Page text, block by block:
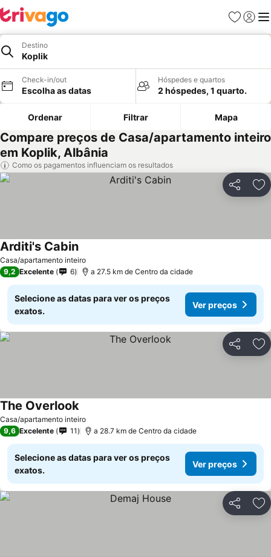
Favoritos
Iniciar
Destino
Koplik
Check-in/out
Escolha as datas
Hóspedes e quartos
2 hóspedes, 1 quarto.
Ordenar Filtrar Mapa
Compare preços de Casa/apartamento inteiro
em Koplik, Albânia
Como os pagamentos influenciam os resultados
Partilhar
Casa/apartamento inteiro
Arditi's CabinVer preços
9,2 Excelente 6 a 27.5 km de Centro da cidade
Selecione as datas para ver os preços
exatos.
Ver preços
Partilhar
Casa/apartamento inteiro
The OverlookVer preços
9,6 Excelente 11 a 28.7 km de Centro da cidade
Selecione as datas para ver os preços
exatos.
Ver preços
Partilhar